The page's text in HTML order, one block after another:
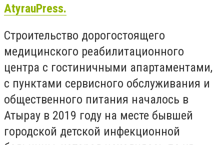
AtyrauPress.
Строительство дорогостоящего
медицинского реабилитационного
центра с гостиничными апартаментами,
с пунктами сервисного обслуживания и
общественного питания началось в
Атырау в 2019 году на месте бывшей
городской детской инфекционной